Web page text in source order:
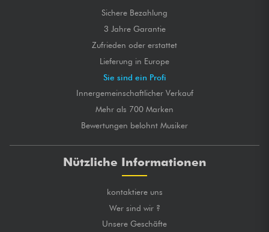
Sichere Bezahlung
3 Jahre Garantie
Zufrieden oder erstattet
Lieferung in Europe
Sie sind ein Profi
Innergemeinschaftlicher Verkauf
Mehr als 700 Marken
Bewertungen belohnt Musiker
Nützliche Informationen
kontaktiere uns
Wer sind wir ?
Unsere Geschäfte